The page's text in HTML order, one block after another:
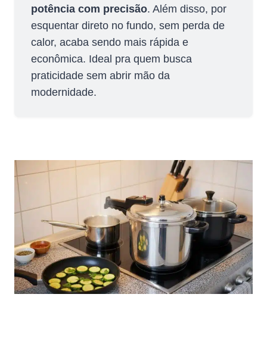
potência com precisão. Além disso, por
esquentar direto no fundo, sem perda de
calor, acaba sendo mais rápida e
econômica. Ideal pra quem busca
praticidade sem abrir mão da
modernidade.